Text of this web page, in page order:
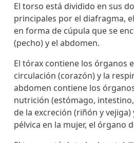
El torso está dividido en sus
principales por el diafragma,
en forma de cúpula que se
(pecho) y el abdomen.
El tórax contiene los órganos
circulación (corazón) y la
abdomen contiene los
nutrición (estómago,
de la excreción (riñón y vejiga)
pélvica en la mujer, el órgano